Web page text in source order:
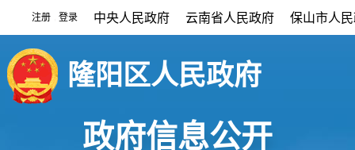
注册 登录 中央人民政府 云南省人民政府 保山市人
隆阳区人民政府
政府信息公开